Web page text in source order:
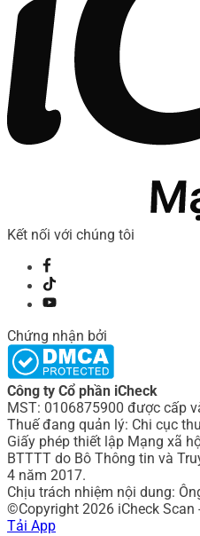
Kết nối với chúng tôi
Chứng nhận bởi
Công ty Cổ phần iCheck
MST: 0106875900 được cấp
Thuế đang quản lý: Chi cục
Giấy phép thiết lập Mạng xã
BTTTT do Bô Thông tin và
4 năm 2017.
Chịu trách nhiệm nội dung:
©Copyright 2026 iCheck Scan
Tải App